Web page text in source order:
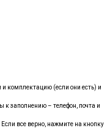
комплектацию (если они есть) и
к заполнению – телефон, почта и
все верно, нажмите на кнопку